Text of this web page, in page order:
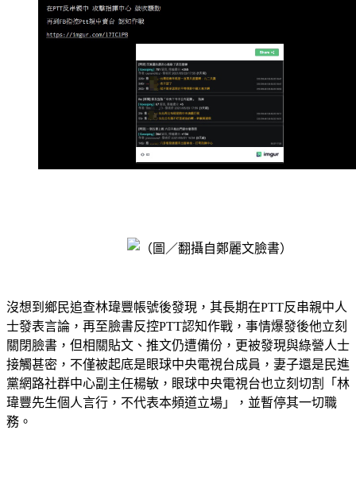
沒想到鄉民追查林瑋豐帳號後發現，其長期在PTT反串親中人
士發表言論，再至臉書反控PTT認知作戰，事情爆發後他立刻
關閉臉書，但相關貼文、推文仍遭備份，更被發現與綠營人士
接觸甚密，不僅被起底是眼球中央電視台成員，妻子還是民進
黨網路社群中心副主任楊敏，眼球中央電視台也立刻切割「林
瑋豐先生個人言行，不代表本頻道立場」，並暫停其一切職